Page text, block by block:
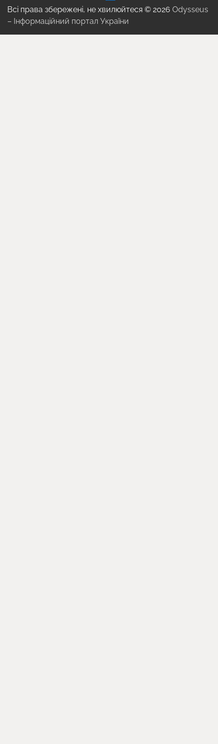
Всі права збережені, не хвилюйтеся © 2026 Odysseus
– Інформаційний портал України